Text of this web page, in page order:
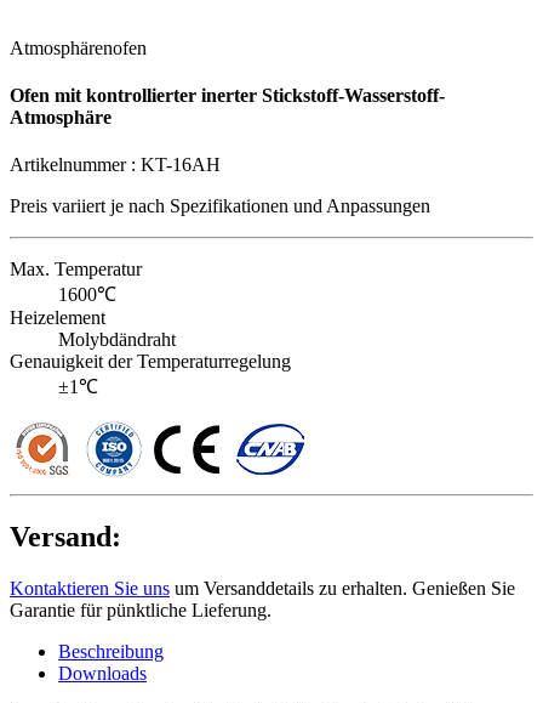
Atmosphärenofen
Ofen mit kontrollierter inerter Stickstoff-Wasserstoff-
Atmosphäre
Artikelnummer : KT-16AH
Preis variiert je nach Spezifikationen und Anpassungen
Max. Temperatur
1600℃
Heizelement
Molybdändraht
Genauigkeit der Temperaturregelung
±1℃
Versand:
Kontaktieren Sie uns um Versanddetails zu erhalten. Genießen Sie
Garantie für pünktliche Lieferung.
Beschreibung
Downloads